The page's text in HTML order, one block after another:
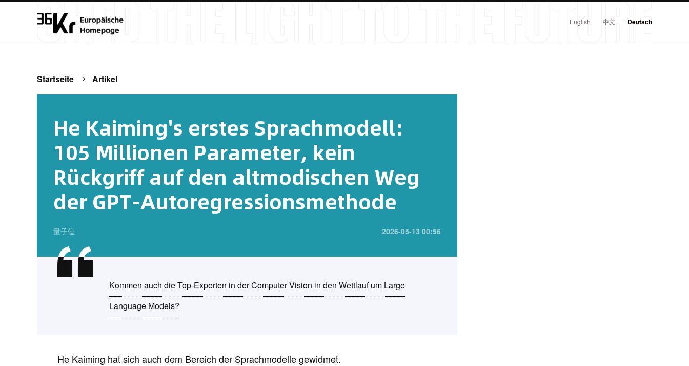
English 中文 Deutsch
Startseite Artikel
He Kaiming's erstes Sprachmodell:
105 Millionen Parameter, kein
Rückgriff auf den altmodischen Weg
der GPT-Autoregressionsmethode
量子位 2026-05-13 00:56
Kommen auch die Top-Experten in der Computer Vision in den Wettlauf um Large
Language Models?
He Kaiming hat sich auch dem Bereich der Sprachmodelle gewidmet.